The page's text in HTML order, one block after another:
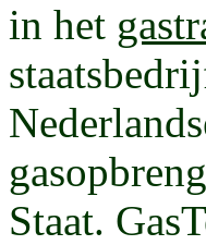
in het
Staat.